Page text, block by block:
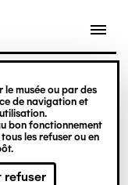
le musée ou par des
de navigation et
bon fonctionnement
les refuser ou en
refuser